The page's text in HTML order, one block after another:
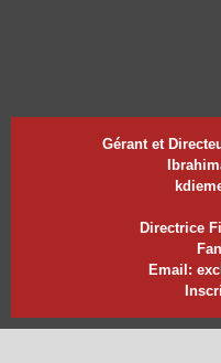
Gérant et
Directrice
Email: